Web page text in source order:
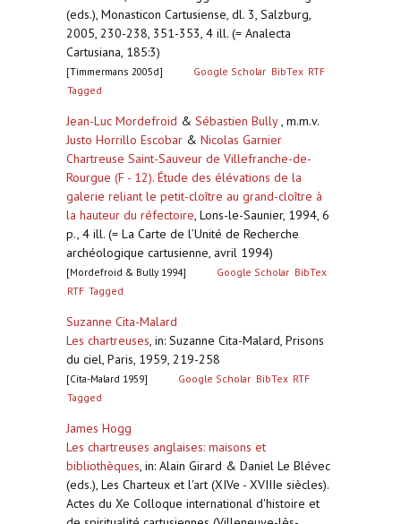
(eds.), Monasticon Cartusiense, dl. 3, Salzburg,
2005, 230-238, 351-353, 4 ill. (= Analecta
Cartusiana, 185:3)
[Timmermans 2005d] Google Scholar BibTex RTF
Tagged
Jean-Luc Mordefroid & Sébastien Bully, m.m.v.
Justo Horrillo Escobar & Nicolas Garnier
Chartreuse Saint-Sauveur de Villefranche-de-
Rourgue (F - 12). Étude des élévations de la
galerie reliant le petit-cloître au grand-cloître à
la hauteur du réfectoire, Lons-le-Saunier, 1994, 6
p., 4 ill. (= La Carte de l’Unité de Recherche
archéologique cartusienne, avril 1994)
[Mordefroid & Bully 1994] Google Scholar BibTex
RTF Tagged
Suzanne Cita-Malard
Les chartreuses, in: Suzanne Cita-Malard, Prisons
du ciel, Paris, 1959, 219-258
[Cita-Malard 1959] Google Scholar BibTex RTF
Tagged
James Hogg
Les chartreuses anglaises: maisons et
bibliothèques, in: Alain Girard & Daniel Le Blévec
(eds.), Les Charteux et l'art (XIVe - XVIIIe siècles).
Actes du Xe Colloque international d'histoire et